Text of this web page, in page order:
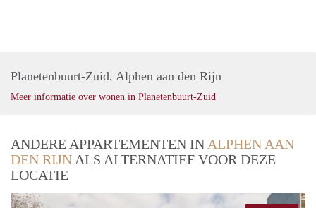
Planetenbuurt-Zuid, Alphen aan den Rijn
Meer informatie over wonen in Planetenbuurt-Zuid
ANDERE APPARTEMENTEN IN ALPHEN AAN
DEN RIJN ALS ALTERNATIEF VOOR DEZE
LOCATIE